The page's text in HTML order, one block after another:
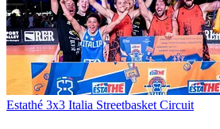
Estathé 3x3 Italia Streetbasket Circuit